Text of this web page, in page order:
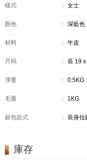
樣式 ： 女士
顏色 ： 深藍色
材料 ： 牛皮
尺码 ： 長 19
淨重 ： 0.5KG
毛重 ： 1KG
銀包款式 ： 長身拉
庫存